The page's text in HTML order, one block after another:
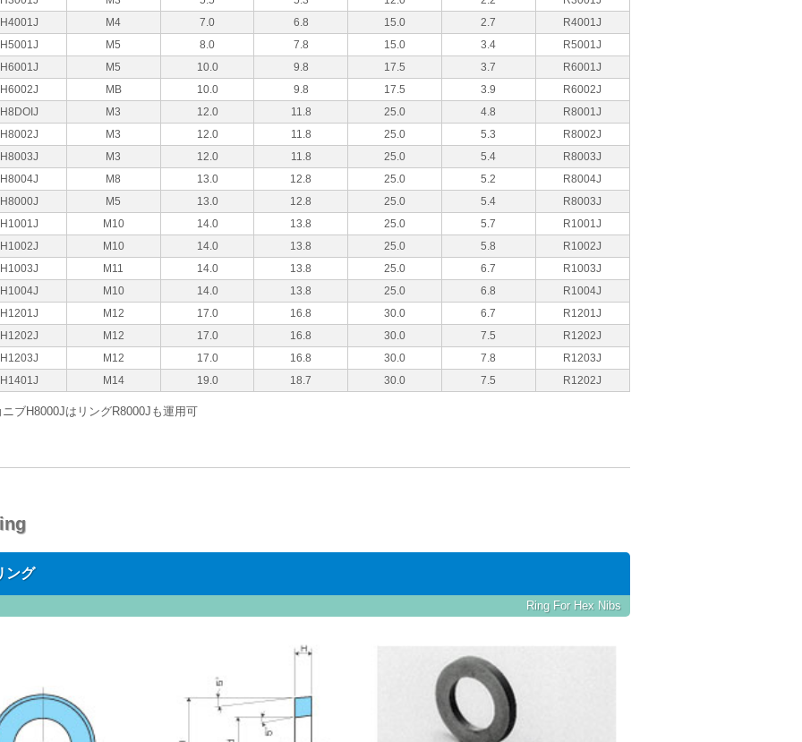
H4001J
M4 7.0 6.8 15.0 2.7
R4001J
H5001J
M5 8.0 7.8 15.0 3.4
R5001J
H6001J
M5 10.0 9.8 17.5 3.7
R6001J
H6002J
MB 10.0 9.8 17.5 3.9
R6002J
H8DOIJ
M3 12.0 11.8 25.0 4.8
R8001J
H8002J
M3 12.0 11.8 25.0 5.3
R8002J
H8003J
M3 12.0 11.8 25.0 5.4
R8003J
H8004J
M8 13.0 12.8 25.0 5.2
R8004J
H8000J
M5 13.0 12.8 25.0 5.4
R8003J
H1001J
M10 14.0 13.8 25.0 5.7
R1001J
H1002J
M10 14.0 13.8 25.0 5.8
R1002J
H1003J
M11 14.0 13.8 25.0 6.7
R1003J
H1004J
M10 14.0 13.8 25.0 6.8
R1004J
H1201J
M12 17.0 16.8 30.0 6.7
R1201J
H1202J
M12 17.0 16.8 30.0 7.5
R1202J
H1203J
M12 17.0 16.8 30.0 7.8
R1203J
H1401J
M14 19.0 18.7 30.0 7.5 R1202J
ブH8000JはリングR8000Jも運用可
ング
Ring For Hex Nibs